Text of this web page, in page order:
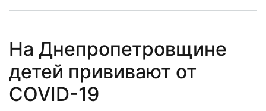
На Днепропетровщине
детей прививают от
COVID-19